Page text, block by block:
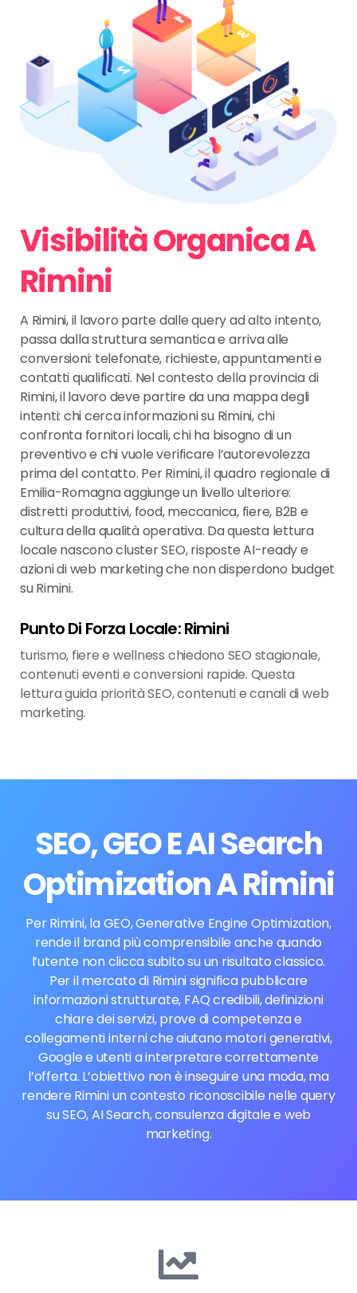
Visibilità Organica A
Rimini
A Rimini, il lavoro parte dalle query ad alto intento,
passa dalla struttura semantica e arriva alle
conversioni: telefonate, richieste, appuntamenti e
contatti qualificati. Nel contesto della provincia di
Rimini, il lavoro deve partire da una mappa degli
intenti: chi cerca informazioni su Rimini, chi
confronta fornitori locali, chi ha bisogno di un
preventivo e chi vuole verificare l’autorevolezza
prima del contatto. Per Rimini, il quadro regionale di
Emilia-Romagna aggiunge un livello ulteriore:
distretti produttivi, food, meccanica, fiere, B2B e
cultura della qualità operativa. Da questa lettura
locale nascono cluster SEO, risposte AI-ready e
azioni di web marketing che non disperdono budget
su Rimini.
Punto Di Forza Locale: Rimini
turismo, fiere e wellness chiedono SEO stagionale,
contenuti eventi e conversioni rapide. Questa
lettura guida priorità SEO, contenuti e canali di web
marketing.
SEO, GEO E AI Search
Optimization A Rimini
Per Rimini, la GEO, Generative Engine Optimization,
rende il brand più comprensibile anche quando
l’utente non clicca subito su un risultato classico.
Per il mercato di Rimini significa pubblicare
informazioni strutturate, FAQ credibili, definizioni
chiare dei servizi, prove di competenza e
collegamenti interni che aiutano motori generativi,
Google e utenti a interpretare correttamente
l’offerta. L’obiettivo non è inseguire una moda, ma
rendere Rimini un contesto riconoscibile nelle query
su SEO, AI Search, consulenza digitale e web
marketing.